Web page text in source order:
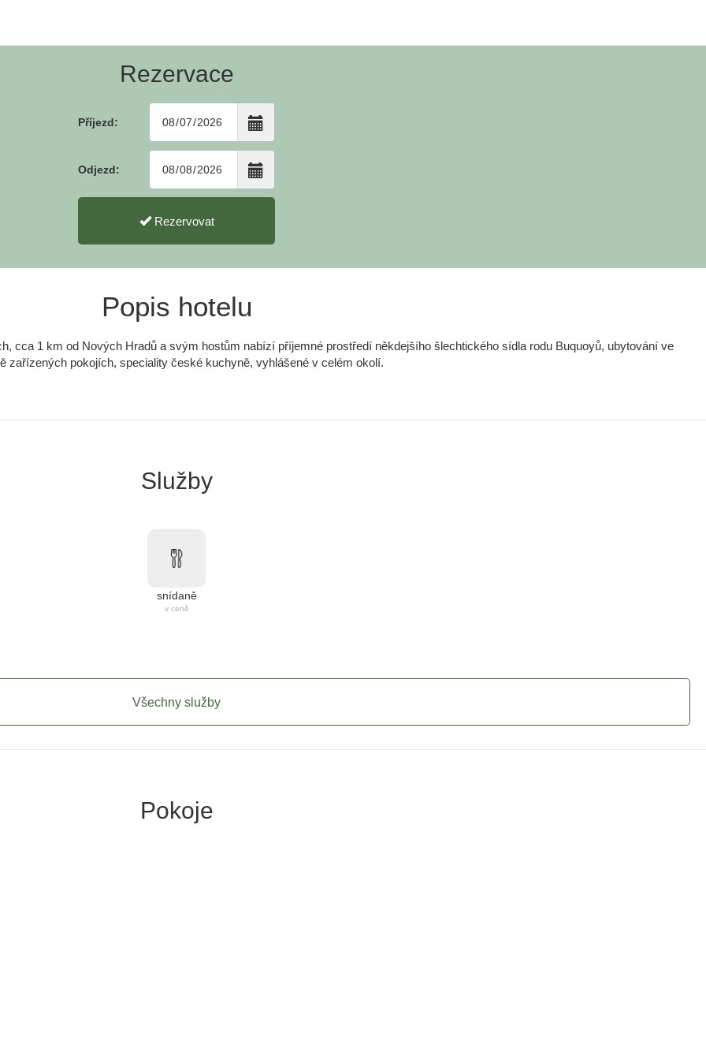
Rezervace
Příjezd:
Odjezd:
Rezervovat
Popis hotelu
cca 1 km od Nových Hradů a svým hostům nabízí příjemné prostředí někdejšího šlechtického sídla rodu Buquoyů, ubytování ve
zařízených pokojích, speciality české kuchyně, vyhlášené v celém okolí.
Služby
snídaně
v ceně
Všechny služby
Pokoje